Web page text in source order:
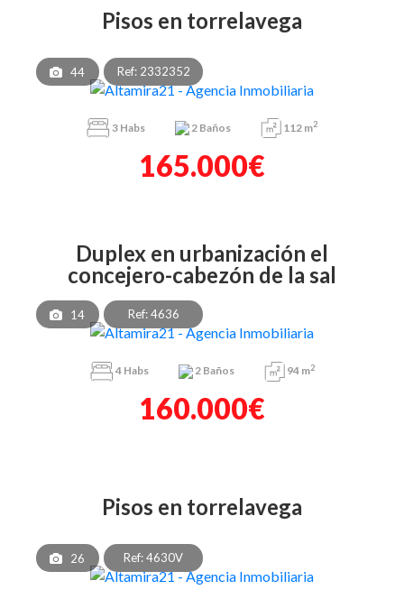
pisos en torrelavega
44 Ref: 2332352
3 Habs 2 Baños 112 m2
165.000€
duplex en urbanización el
concejero-cabezón de la sal
14 Ref: 4636
4Habs 2Baños 94 m2
160.000€
pisos en torrelavega
26 Ref: 4630V